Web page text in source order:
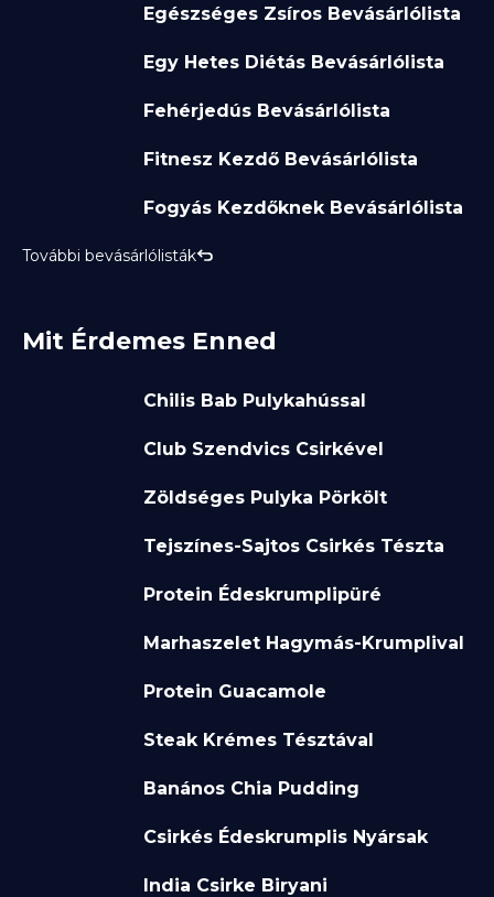
Egészséges Zsíros Bevásárlólista
Egy Hetes Diétás Bevásárlólista
Fehérjedús Bevásárlólista
Fitnesz Kezdő Bevásárlólista
Fogyás Kezdőknek Bevásárlólista
További bevásárlólisták
Mit Érdemes Enned
Chilis Bab Pulykahússal
Club Szendvics Csirkével
Zöldséges Pulyka Pörkölt
Tejszínes-Sajtos Csirkés Tészta
Protein Édeskrumplipüré
Marhaszelet Hagymás-Krumplival
Protein Guacamole
Steak Krémes Tésztával
Banános Chia Pudding
Csirkés Édeskrumplis Nyársak
India Csirke Biryani